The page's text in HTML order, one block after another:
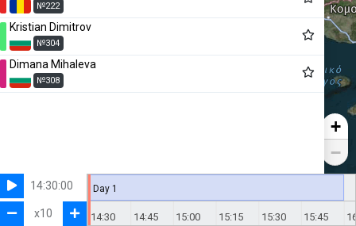
№222
Kristian Dimitrov
№304
Dimana Mihaleva
№308
+
−
Day 1
14:30 14:45 15:00 15:15 15:30 15:45
14:30:00
x10